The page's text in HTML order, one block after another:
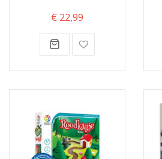
€ 22,99